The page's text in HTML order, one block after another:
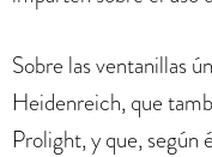
Sobre las ventanillas
Heidenreich, que
Prolight, y que, según